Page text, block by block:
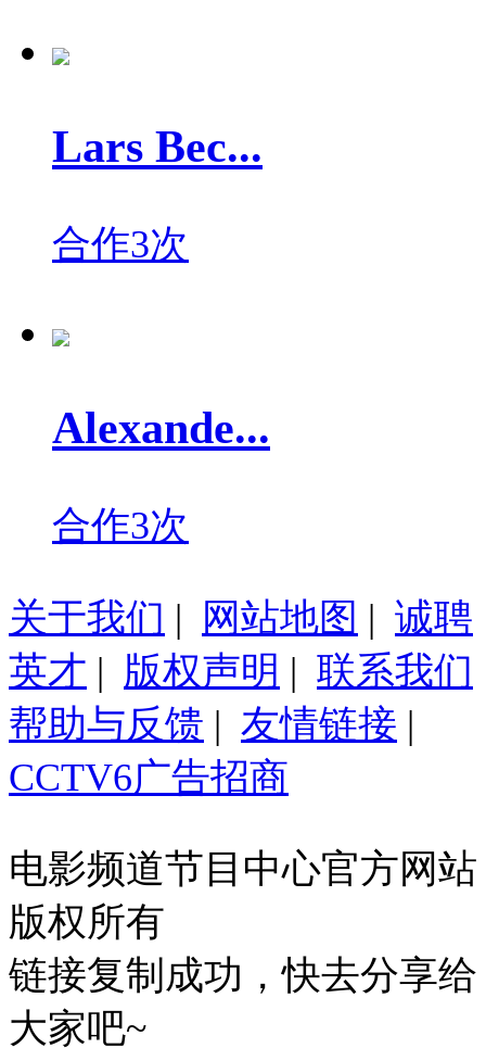
Lars Bec...
合作3次
Alexande...
合作3次
关于我们 | 网站地图 | 诚聘
英才 | 版权声明 | 联系我们
帮助与反馈 | 友情链接 |
CCTV6广告招商
电影频道节目中心官方网站
版权所有
链接复制成功，快去分享给
大家吧~